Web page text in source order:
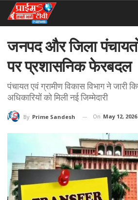
जनपद और जिला
पर प्रशासनिक फेरबदल
पंचायत एवं ग्रामीण विकास विभाग ने जारी
अधिकारियों को मिली नई जिम्मेदारी
By Prime Sandesh On May 12, 2026